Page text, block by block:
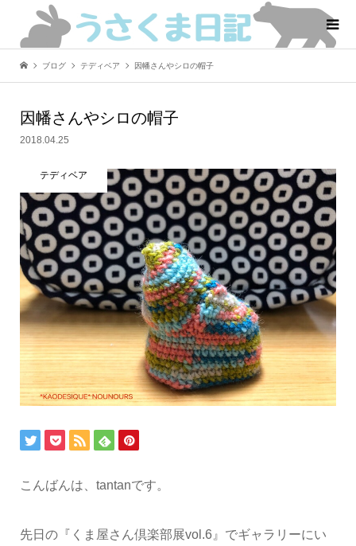
ブログ テディベア 因幡さんやシロの帽子
因幡さんやシロの帽子
2018.04.25
テディベア
こんばんは、tantanです。
先日の『くま屋さん倶楽部展vol.6』でギャラリーにい